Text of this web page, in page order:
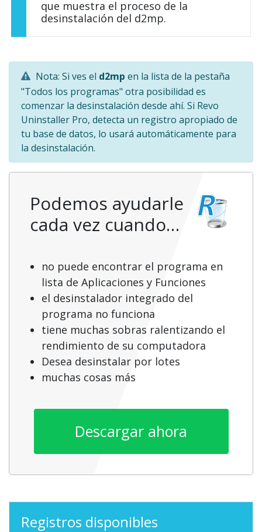
que muestra el proceso de la
desinstalación del d2mp.
Nota: Si ves el d2mp en la lista de la pestaña
"Todos los programas" otra posibilidad es
comenzar la desinstalación desde ahí. Si Revo
Uninstaller Pro, detecta un registro apropiado de
tu base de datos, lo usará automáticamente para
la desinstalación.
Podemos ayudarle
cada vez cuando…
no puede encontrar el programa en
lista de Aplicaciones y Funciones
el desinstalador integrado del
programa no funciona
tiene muchas sobras ralentizando el
rendimiento de su computadora
Desea desinstalar por lotes
muchas cosas más
Descargar ahora
Registros disponibles